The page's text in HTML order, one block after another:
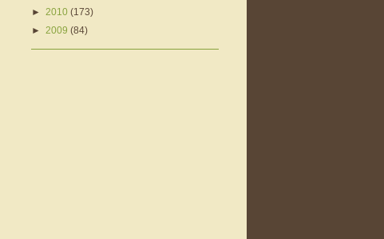
► 2010 (173)
► 2009 (84)